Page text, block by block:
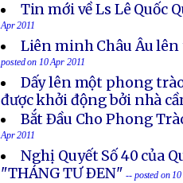
Tin mới về Ls Lê Quốc
Apr 2011
Liên minh Châu Âu lên
posted on 10 Apr 2011
Dấy lên một phong
được khởi động bởi nhà
Bắt Ðầu Cho Phong
Apr 2011
Nghị Quyết Số 40 của
"THÁNG TƯ ÐEN" -- posted on